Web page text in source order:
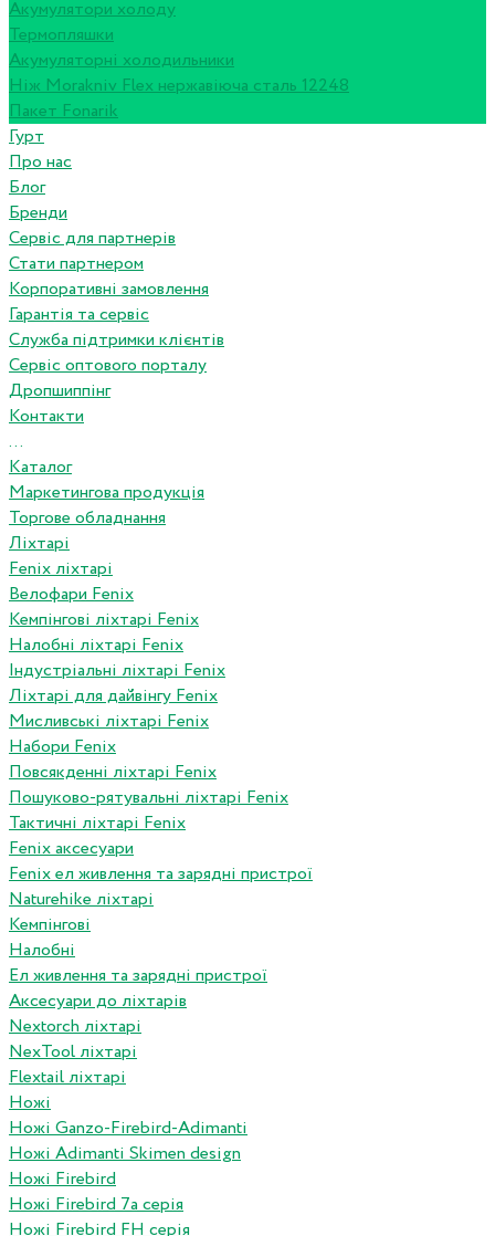
Акумулятори холоду
Термопляшки
Акумуляторні холодильники
Ніж Morakniv Flex нержавіюча сталь 12248
Пакет Fonarik
Гурт
Про нас
Блог
Бренди
Сервіс для партнерів
Стати партнером
Корпоративні замовлення
Гарантія та сервіс
Служба підтримки клієнтів
Сервіс оптового порталу
Дропшиппінг
Контакти
...
Каталог
Маркетингова продукція
Торгове обладнання
Ліхтарі
Fenix ліхтарі
Велофари Fenix
Кемпінгові ліхтарі Fenix
Налобні ліхтарі Fenix
Індустріальні ліхтарі Fenix
Ліхтарі для дайвінгу Fenix
Мисливські ліхтарі Fenix
Набори Fenix
Повсякденні ліхтарі Fenix
Пошуково-рятувальні ліхтарі Fenix
Тактичні ліхтарі Fenix
Fenix аксесуари
Fenix ел живлення та зарядні пристрої
Naturehike ліхтарі
Кемпінгові
Налобні
Ел живлення та зарядні пристрої
Аксесуари до ліхтарів
Nextorch ліхтарі
NexTool ліхтарі
Flextail ліхтарі
Ножі
Ножі Ganzo-Firebird-Adimanti
Ножі Adimanti Skimen design
Ножі Firebird
Ножі Firebird 7а серія
Ножі Firebird FH серія